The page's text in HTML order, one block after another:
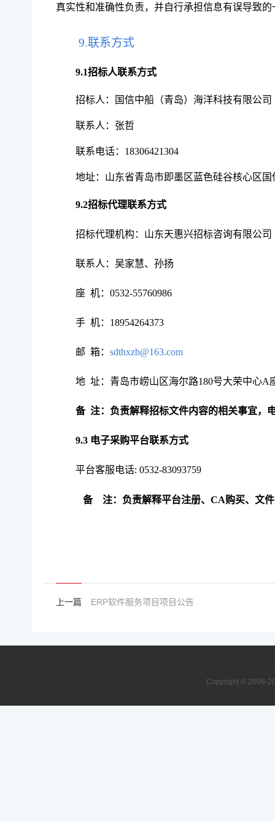
真实性和准确性负责，并自行承担信息有误导致的
9.联系方式
9.1招标人联系方式
招标人：国信中船（青岛）海洋科技有限公司
联系人： 张哲
联系电话： 18306421304
地址：山东省青岛市即墨区蓝色硅谷核心区国
9.2招标代理联系方式
招标代理机构：山东天惠兴招标咨询有限公司
联系人：吴家慧、 孙扬
座 机： 0532-55760986
手 机： 18954264373
邮 箱： sdthxzb@163.com
地 址：青岛市崂山区海尔路180号大荣中心A
备 注：负责解释招标文件内容的相关事宜，
9.3 电子采购平台联系方式
平台客服电话: 0532-83093759
备 注：负责解释平台注册、 CA购买、文
上一篇 ERP软件服务项目项目公告
Copyright © 2008-